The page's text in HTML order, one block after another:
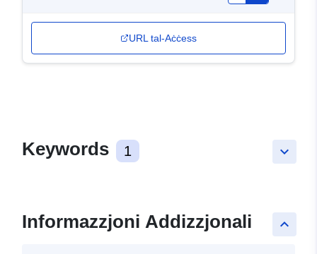
URL tal-Aċċess
keyboard_arrow_down
Keywords 1
keyboard_arrow_up
Informazzjoni Addizzjonali